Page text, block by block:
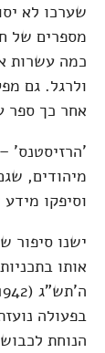
שערכו לא
מספרים של
כמה עשרות
ולרגל. גם
אחר כך ספר
'הרזיסטנס' –
מיהודים,
וסיפקו מידע
ישנו סיפור
אותו
בפעולה
הנוחת